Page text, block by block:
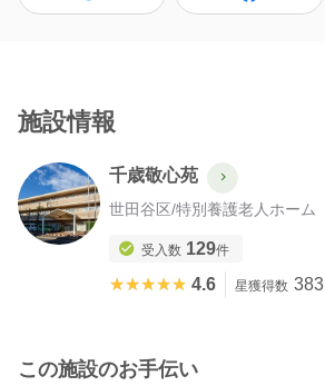
施設情報
千歳敬心苑
世田谷区/特別養護老人ホーム
受入数 129件
★★★★★
★★★★★ 4.6 星獲得数 383
この施設のお手伝い